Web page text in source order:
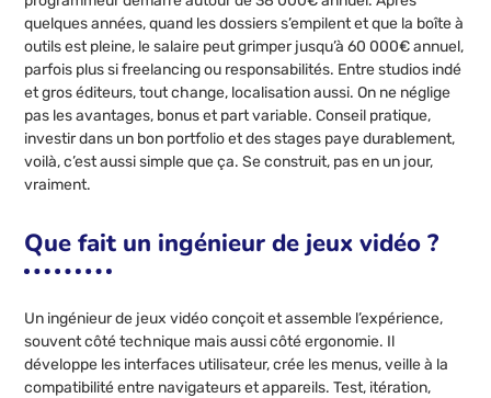
quelques années, quand les dossiers s’empilent et que la boîte à
outils est pleine, le salaire peut grimper jusqu’à 60 000€ annuel,
parfois plus si freelancing ou responsabilités. Entre studios indé
et gros éditeurs, tout change, localisation aussi. On ne néglige
pas les avantages, bonus et part variable. Conseil pratique,
investir dans un bon portfolio et des stages paye durablement,
voilà, c’est aussi simple que ça. Se construit, pas en un jour,
vraiment.
Que fait un ingénieur de jeux vidéo ?
Un ingénieur de jeux vidéo conçoit et assemble l’expérience,
souvent côté technique mais aussi côté ergonomie. Il
développe les interfaces utilisateur, crée les menus, veille à la
compatibilité entre navigateurs et appareils. Test, itération,